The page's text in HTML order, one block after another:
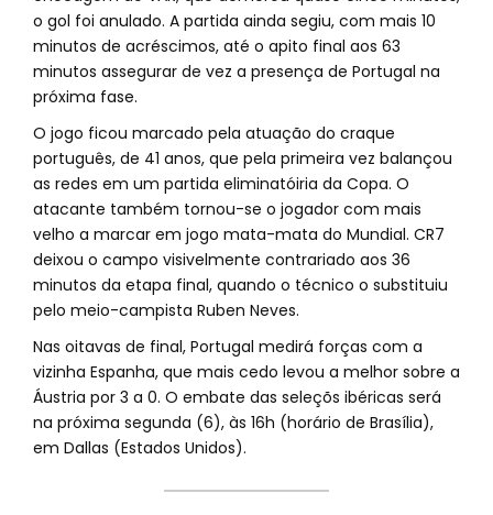
o gol foi anulado. A partida ainda segiu, com mais 10
minutos de acréscimos, até o apito final aos 63
minutos assegurar de vez a presença de Portugal na
próxima fase.
O jogo ficou marcado pela atuação do craque
português, de 41 anos, que pela primeira vez balançou
as redes em um partida eliminatóiria da Copa. O
atacante também tornou-se o jogador com mais
velho a marcar em jogo mata-mata do Mundial. CR7
deixou o campo visivelmente contrariado aos 36
minutos da etapa final, quando o técnico o substituiu
pelo meio-campista Ruben Neves.
Nas oitavas de final, Portugal medirá forças com a
vizinha Espanha, que mais cedo levou a melhor sobre a
Áustria por 3 a 0. O embate das seleçõs ibéricas será
na próxima segunda (6), às 16h (horário de Brasília),
em Dallas (Estados Unidos).